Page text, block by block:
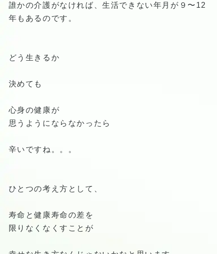
誰かの介護がなければ、生活できない年月が９〜12
年もあるのです。
どう生きるか
決めても
心身の健康が
思うようにならなかったら
辛いですね。。。
ひとつの考え方として、
寿命と健康寿命の差を
限りなくなくすことが